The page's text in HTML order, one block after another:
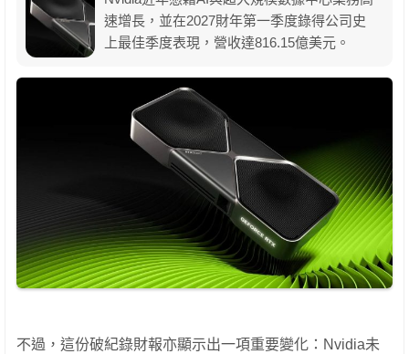
速增長，並在2027財年第一季度錄得公司史
上最佳季度表現，營收達816.15億美元。
不過，這份破紀錄財報亦顯示出一項重要變化：Nvidia未